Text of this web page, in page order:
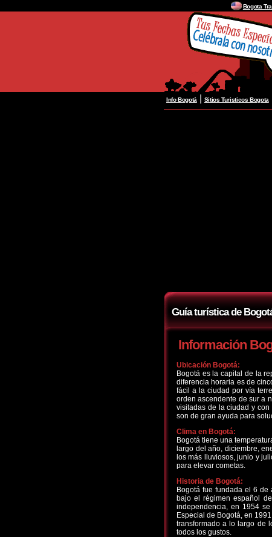
Bogota
Info Bogotá Sitios Turisticos Bogota
Guía turística de
Información
Ubicación Bogotá:
Bogotá es la capital de la
diferencia horaria es de
fácil a la ciudad por vía
orden ascendente de sur a
visitadas de la ciudad y
son de gran ayuda para
Clima en Bogotá:
Bogotá tiene una
largo del año, diciembre,
los más lluviosos, junio y
para elevar cometas.
Historia de Bogotá:
Bogotá fue fundada el 6
bajo el régimen español
independencia, en 1954
Especial de Bogotá, en
transformado a lo largo de
todos los gustos.